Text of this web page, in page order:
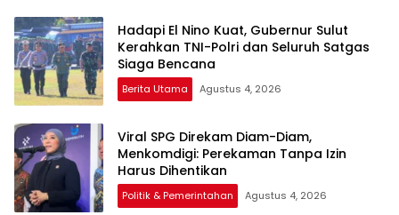
Hadapi El Nino Kuat, Gubernur Sulut
Kerahkan TNI-Polri dan Seluruh Satgas
Siaga Bencana
Berita Utama Agustus 4, 2026
Viral SPG Direkam Diam-Diam,
Menkomdigi: Perekaman Tanpa Izin
Harus Dihentikan
Politik & Pemerintahan Agustus 4, 2026